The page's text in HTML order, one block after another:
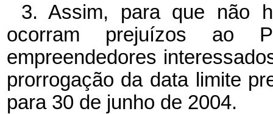
3. Assim, para que não
ocorram prejuízos ao
empreendedores
prorrogação da data limite
para 30 de junho de 2004.